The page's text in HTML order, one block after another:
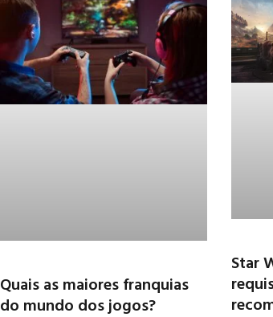
Quais as maiores franquias
do mundo dos jogos?
Star